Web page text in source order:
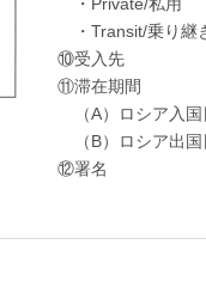
・Transit/乗り継
⑩受入先
⑪滞在期間
（A）ロシア入国
（B）ロシア出国
⑫署名